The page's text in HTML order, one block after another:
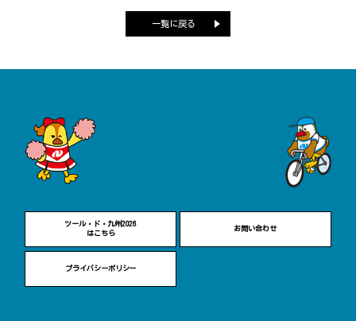
一覧に戻る
ツール・ド・九州2026
はこちら
お問い合わせ
プライバシーポリシー